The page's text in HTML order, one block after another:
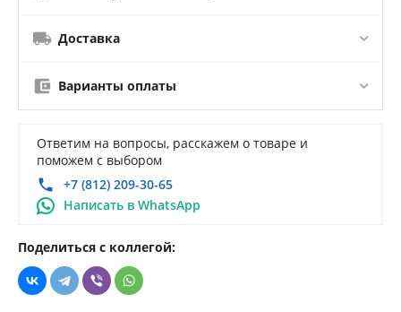
Доставка
Варианты оплаты
Ответим на вопросы, расскажем о товаре и
поможем с выбором
+7 (812) 209-30-65
Написать в WhatsApp
Поделиться с коллегой: